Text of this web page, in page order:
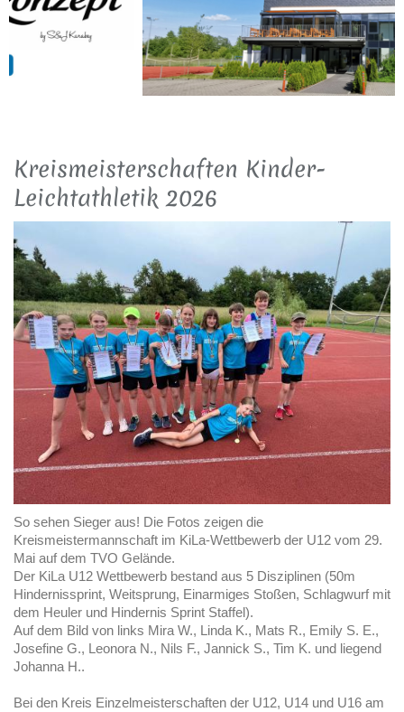
Kreismeisterschaften Kinder-
Leichtathletik 2026
So sehen Sieger aus! Die Fotos zeigen die
Kreismeistermannschaft im KiLa-Wettbewerb der U12 vom 29.
Mai auf dem TVO Gelände.
Der KiLa U12 Wettbewerb bestand aus 5 Disziplinen (50m
Hindernissprint, Weitsprung, Einarmiges Stoßen, Schlagwurf mit
dem Heuler und Hindernis Sprint Staffel).
Auf dem Bild von links Mira W., Linda K., Mats R., Emily S. E.,
Josefine G., Leonora N., Nils F., Jannick S., Tim K. und liegend
Johanna H..
Bei den Kreis Einzelmeisterschaften der U12, U14 und U16 am